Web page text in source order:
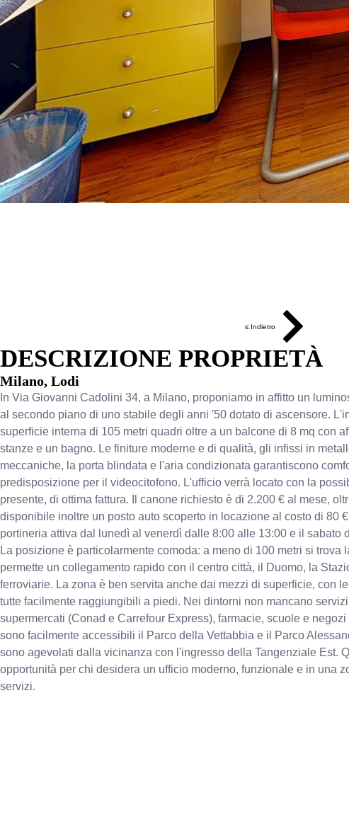
≤ Indietro
DESCRIZIONE PROPRIETÀ
Milano, Lodi
In Via Giovanni Cadolini 34, a Milano, proponiamo in affitto un
al secondo piano di uno stabile degli anni '50 dotato di ascensore.
superficie interna di 105 metri quadri oltre a un balcone di 8 mq con
stanze e un bagno. Le finiture moderne e di qualità, gli infissi in
meccaniche, la porta blindata e l'aria condizionata garantiscono
predisposizione per il videocitofono. L'ufficio verrà locato con la
presente, di ottima fattura. Il canone richiesto è di 2.200 € al mese,
disponibile inoltre un posto auto scoperto in locazione al costo di 80
portineria attiva dal lunedì al venerdì dalle 8:00 alle 13:00 e il sabato
La posizione è particolarmente comoda: a meno di 100 metri si trova
permette un collegamento rapido con il centro città, il Duomo, la
ferroviarie. La zona è ben servita anche dai mezzi di superficie, con
tutte facilmente raggiungibili a piedi. Nei dintorni non mancano
supermercati (Conad e Carrefour Express), farmacie, scuole e
sono facilmente accessibili il Parco della Vettabbia e il Parco
sono agevolati dalla vicinanza con l'ingresso della Tangenziale Est.
opportunità per chi desidera un ufficio moderno, funzionale e in una
servizi.